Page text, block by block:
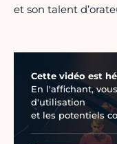
et son talent
Cette vidéo est
En l'affichant,
d'utilisation
et les potentiels